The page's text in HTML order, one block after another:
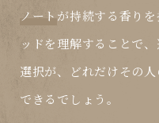
ノート が持続する香り
ッドを理解することで
選択が、どれだけその
できるでしょう。